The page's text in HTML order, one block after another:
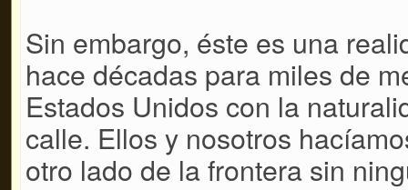
Sin embargo, éste es una
hace décadas para miles de
Estados Unidos con la
calle. Ellos y nosotros
otro lado de la frontera sin